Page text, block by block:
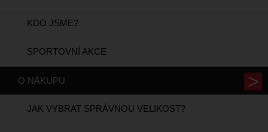
KDO JSME?
SPORTOVNÍ AKCE
O NÁKUPU
JAK VYBRAT SPRÁVNOU VELIKOST?